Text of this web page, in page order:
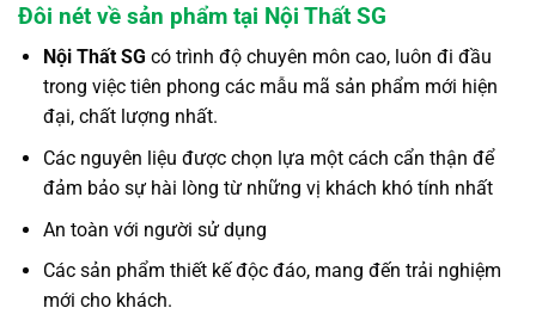
Đôi nét về sản phẩm tại Nội Thất SG
Nội Thất SG có trình độ chuyên môn cao, luôn đi đầu
trong việc tiên phong các mẫu mã sản phẩm mới hiện
đại, chất lượng nhất.
Các nguyên liệu được chọn lựa một cách cẩn thận để
đảm bảo sự hài lòng từ những vị khách khó tính nhất
An toàn với người sử dụng
Các sản phẩm thiết kế độc đáo, mang đến trải nghiệm
mới cho khách.